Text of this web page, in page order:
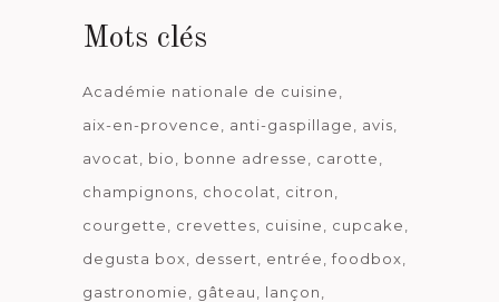
Mots clés
Académie nationale de cuisine
aix-en-provence
anti-gaspillage
avis
avocat
bio bonne adresse
carotte
champignons
chocolat
citron
courgette
crevettes cuisine
cupcake
degusta box
dessert entrée
foodbox
gastronomie
gâteau
lançon